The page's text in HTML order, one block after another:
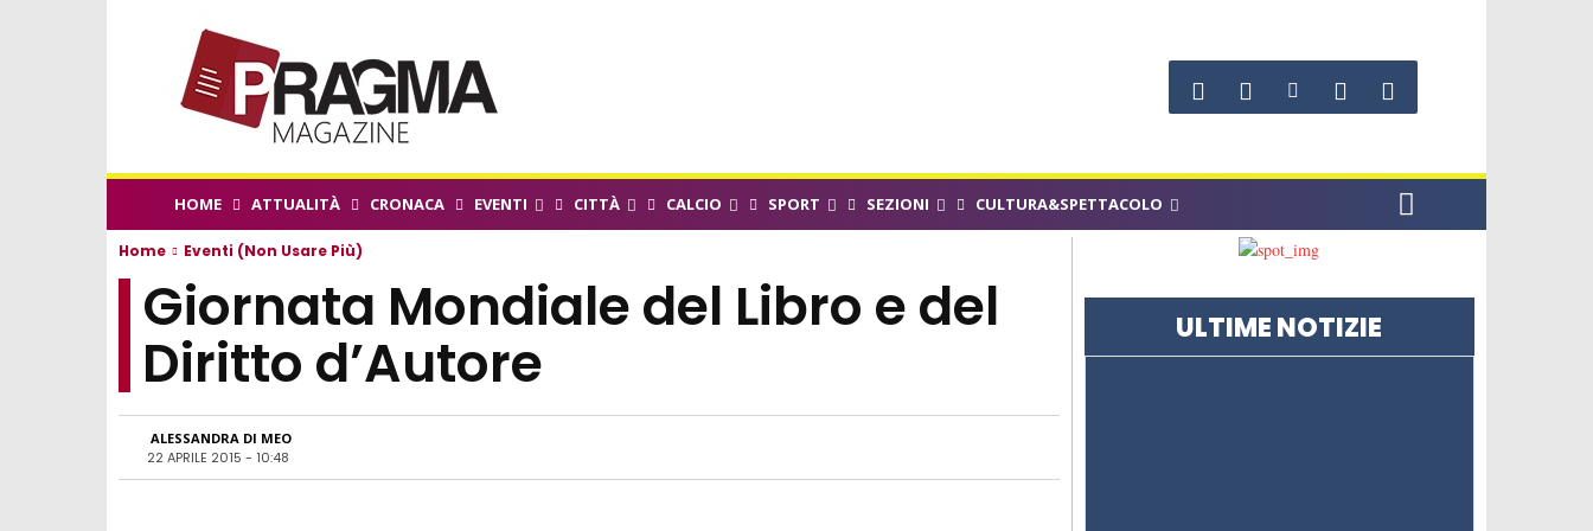
HOME ATTUALITÀ CRONACA EVENTI CITTÀ CALCIO SPORT SEZIONI CULTURA&SPETTACOLO
Home Eventi (non Usare Più)
Giornata Mondiale del Libro e del
Diritto d’Autore
ALESSANDRA DI MEO
22 APRILE 2015 - 10:48
ULTIME NOTIZIE